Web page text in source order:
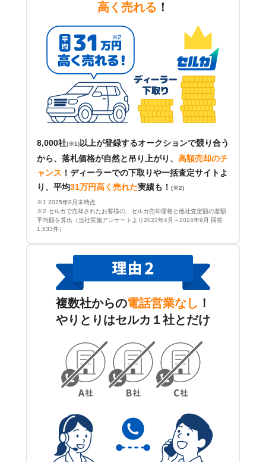
高く売れる ！
8,000社(※1) 以上が登録するオークションで競り合う
から、落札価格が自然と吊り上がり、 高額売却のチ
ャンス ！ ディーラーでの下取りや一括査定サイトよ
り、平均31万円高く売れた実績も！ (※2)
※1 2025年8月末時点
※2 セルカで売却されたお客様の、セルカ売却価格と他社査定額の差額
平均額を算出（当社実施アンケートより2022年4月～2024年9月 回答
1,533件）
複数社からの電話営業なし ！
やりとりはセルカ１社とだけ